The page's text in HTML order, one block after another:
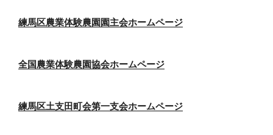
り
練馬区農業体験農園園主会ホームページ
全国農業体験農園協会ホームページ
練馬区土支田町会第一支会ホームページ